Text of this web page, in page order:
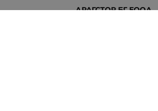
ДРАГСТОР.БГ ЕООД